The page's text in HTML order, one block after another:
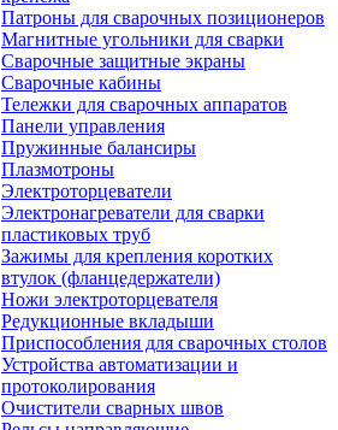
Патроны для сварочных позиционеров
Магнитные угольники для сварки
Сварочные защитные экраны
Сварочные кабины
Тележки для сварочных аппаратов
Панели управления
Пружинные балансиры
Плазмотроны
Электроторцеватели
Электронагреватели для сварки
пластиковых труб
Зажимы для крепления коротких
втулок (фланцедержатели)
Ножи электроторцевателя
Редукционные вкладыши
Приспособления для сварочных столов
Устройства автоматизации и
протоколирования
Очистители сварных швов